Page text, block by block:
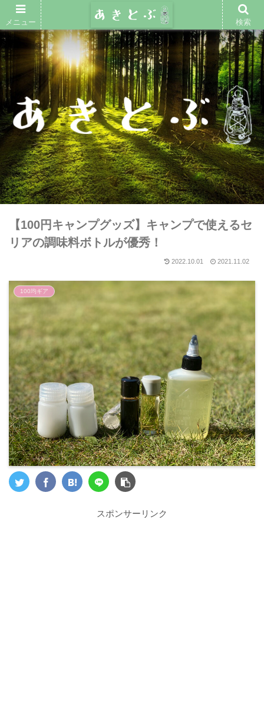
【100円キャンプグッズ】キャンプで使えるセ
リアの調味料ボトルが優秀！
2022.10.01 2021.11.02
100均ギア
スポンサーリンク
メニュー 検索